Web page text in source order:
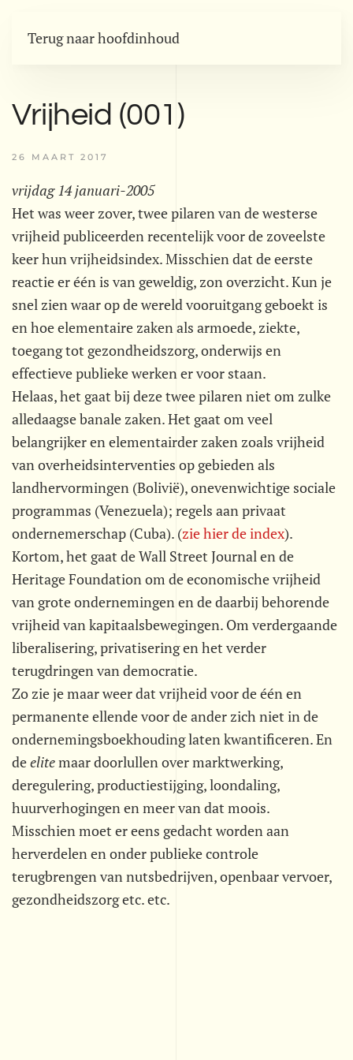
Terug naar hoofdinhoud
Vrijheid (001)
26 MAART 2017
vrijdag 14 januari-2005
Het was weer zover, twee pilaren van de westerse
vrijheid publiceerden recentelijk voor de zoveelste
keer hun vrijheidsindex. Misschien dat de eerste
reactie er één is van geweldig, zon overzicht. Kun je
snel zien waar op de wereld vooruitgang geboekt is
en hoe elementaire zaken als armoede, ziekte,
toegang tot gezondheidszorg, onderwijs en
effectieve publieke werken er voor staan.
Helaas, het gaat bij deze twee pilaren niet om zulke
alledaagse banale zaken. Het gaat om veel
belangrijker en elementairder zaken zoals vrijheid
van overheidsinterventies op gebieden als
landhervormingen (Bolivië), onevenwichtige sociale
programmas (Venezuela); regels aan privaat
ondernemerschap (Cuba). (zie hier de index).
Kortom, het gaat de Wall Street Journal en de
Heritage Foundation om de economische vrijheid
van grote ondernemingen en de daarbij behorende
vrijheid van kapitaalsbewegingen. Om verdergaande
liberalisering, privatisering en het verder
terugdringen van democratie.
Zo zie je maar weer dat vrijheid voor de één en
permanente ellende voor de ander zich niet in de
ondernemingsboekhouding laten kwantificeren. En
de elite maar doorlullen over marktwerking,
deregulering, productiestijging, loondaling,
huurverhogingen en meer van dat moois.
Misschien moet er eens gedacht worden aan
herverdelen en onder publieke controle
terugbrengen van nutsbedrijven, openbaar vervoer,
gezondheidszorg etc. etc.